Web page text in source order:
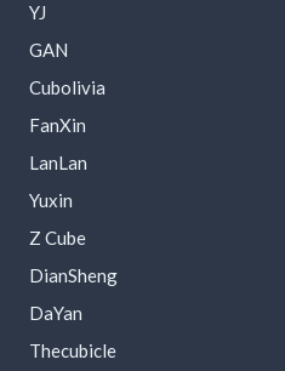
YJ
GAN
Cubolivia
FanXin
LanLan
Yuxin
Z Cube
DianSheng
DaYan
Thecubicle